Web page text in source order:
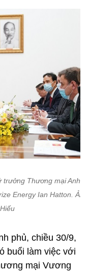
trưởng Thương mại Anh
Energy Ian Hatton.
phủ, chiều 30/9,
buổi làm việc với
mại Vương